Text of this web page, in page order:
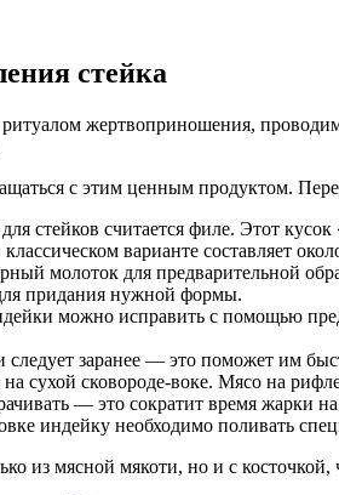
стейка
ритуалом жертвоприношения,
с этим ценным продуктом.
стейков считается филе. Этот
варианте составляет
молоток для предварительной
придания нужной формы.
можно исправить с помощью
заранее — это поможет им
сухой сковороде-воке. Мясо на
— это сократит время жарки
индейку необходимо поливать
из мясной мякоти, но и с